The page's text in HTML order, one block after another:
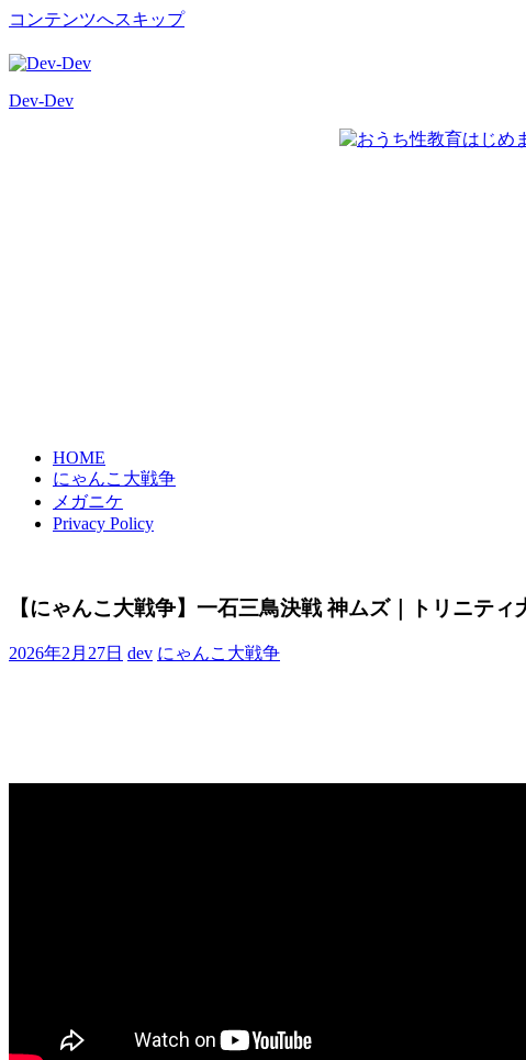
コンテンツへスキップ
Dev-Dev
HOME
にゃんこ大戦争
メガニケ
Privacy Policy
【にゃんこ大戦争】一石三鳥決戦 神ムズ｜トリニティ
2026年2月27日 dev にゃんこ大戦争